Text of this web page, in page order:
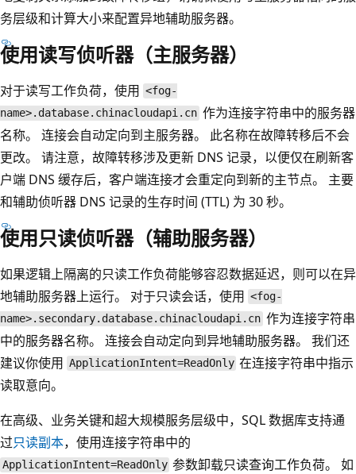
务层级和计算大小来配置异地辅助服务器。
使用读写侦听器（主服务器）
对于读写工作负荷，使用 <fog-
name>.database.chinacloudapi.cn 作为连接字符串中的服务器
名称。 连接会自动定向到主服务器。 此名称在故障转移后不会
更改。 请注意，故障转移涉及更新 DNS 记录，以便仅在刷新客
户端 DNS 缓存后，客户端连接才会重定向到新的主节点。 主要
和辅助侦听器 DNS 记录的生存时间 (TTL) 为 30 秒。
使用只读侦听器（辅助服务器）
如果逻辑上隔离的只读工作负荷能够容忍数据延迟，则可以在异
地辅助服务器上运行。 对于只读会话，使用 <fog-
name>.secondary.database.chinacloudapi.cn 作为连接字符串
中的服务器名称。 连接会自动定向到异地辅助服务器。 我们还
建议你使用 ApplicationIntent=ReadOnly 在连接字符串中指示
读取意向。
在高级、业务关键和超大规模服务层级中，SQL 数据库支持通
过只读副本，使用连接字符串中的
ApplicationIntent=ReadOnly 参数卸载只读查询工作负荷。 如